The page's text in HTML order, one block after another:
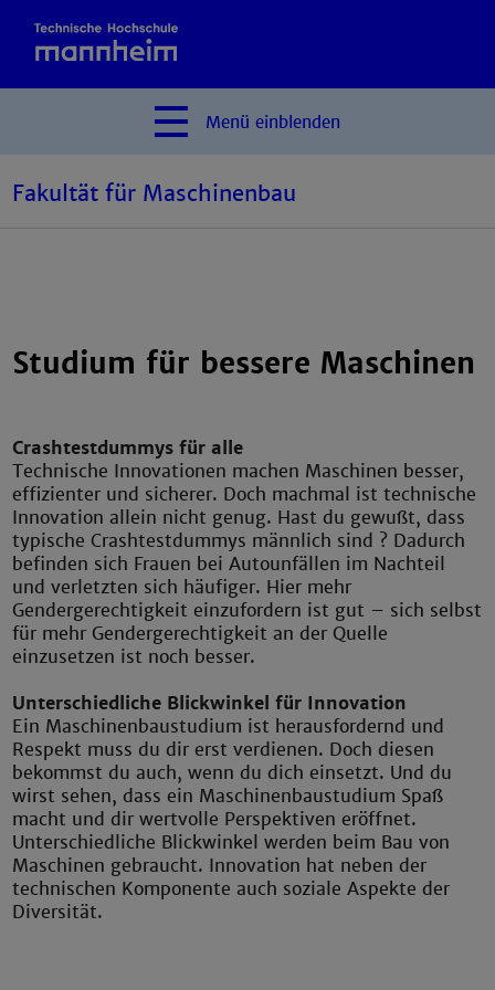
Menü einblenden
Fakultät für Maschinenbau
Studium für bessere Maschinen
Crashtestdummys für alle
Technische Innovationen machen Maschinen besser,
effizienter und sicherer. Doch machmal ist technische
Innovation allein nicht genug. Hast du gewußt, dass
typische Crashtestdummys männlich sind ? Dadurch
befinden sich Frauen bei Autounfällen im Nachteil
und verletzten sich häufiger. Hier mehr
Gendergerechtigkeit einzufordern ist gut – sich selbst
für mehr Gendergerechtigkeit an der Quelle
einzusetzen ist noch besser.
Unterschiedliche Blickwinkel für Innovation
Ein Maschinenbaustudium ist herausfordernd und
Respekt muss du dir erst verdienen. Doch diesen
bekommst du auch, wenn du dich einsetzt. Und du
wirst sehen, dass ein Maschinenbaustudium Spaß
macht und dir wertvolle Perspektiven eröffnet.
Unterschiedliche Blickwinkel werden beim Bau von
Maschinen gebraucht. Innovation hat neben der
technischen Komponente auch soziale Aspekte der
Diversität.